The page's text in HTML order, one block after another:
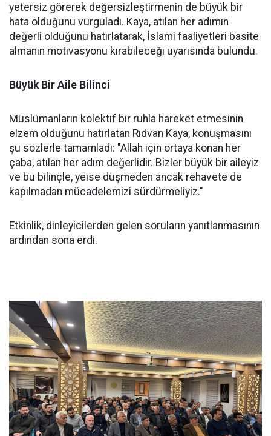
yetersiz görerek değersizleştirmenin de büyük bir
hata olduğunu vurguladı. Kaya, atılan her adımın
değerli olduğunu hatırlatarak, İslami faaliyetleri basite
almanın motivasyonu kırabileceği uyarısında bulundu.
Büyük Bir Aile Bilinci
Müslümanların kolektif bir ruhla hareket etmesinin
elzem olduğunu hatırlatan Rıdvan Kaya, konuşmasını
şu sözlerle tamamladı: "Allah için ortaya konan her
çaba, atılan her adım değerlidir. Bizler büyük bir aileyiz
ve bu bilinçle, yeise düşmeden ancak rehavete de
kapılmadan mücadelemizi sürdürmeliyiz."
Etkinlik, dinleyicilerden gelen soruların yanıtlanmasının
ardından sona erdi.